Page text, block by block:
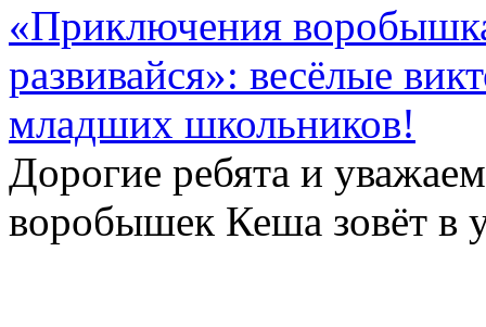
«Приключения
развивайся»: весёлые
младших школьников!
Дорогие ребята и
воробышек Кеша зовёт в